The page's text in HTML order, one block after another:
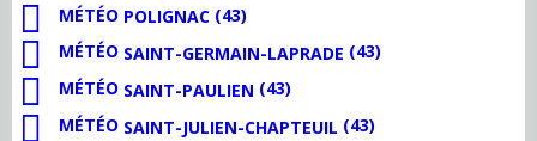
MÉTÉO POLIGNAC (43)
MÉTÉO SAINT-GERMAIN-LAPRADE (43)
MÉTÉO SAINT-PAULIEN (43)
MÉTÉO SAINT-JULIEN-CHAPTEUIL (43)